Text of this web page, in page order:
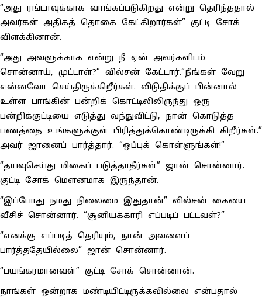
“அது ரங்டாவுக்காக வாங்கப்படுகிறது என்று தெரிந்ததால்
அவர்கள் அதிகத் தொகை கேட்கிறார்கள்” குட்டி சோக்
விளக்கினான்.
“அது அவளுக்காக என்று நீ ஏன் அவர்களிடம்
சொன்னாய், முட்டாள்?” வில்சன் கேட்டார்.“நீங்கள் வேறு
என்னவோ செய்திருக்கிறீர்கள். விடுதிக்குப் பின்னால்
உள்ள பாங்கின் பன்றிக் கொட்டிலிலிருந்து ஒரு
பன்றிக்குட்டியை எடுத்து வந்துவிட்டு, நான் கொடுத்த
பணத்தை உங்களுக்குள் பிரித்துக்கொண்டிருக்கி கிறீர்கள்.”
அவர் ஜானைப் பார்த்தார். “ஒப்புக் கொள்ளுங்கள்!”
“தயவுசெய்து மிகைப் படுத்தாதீர்கள்” ஜான் சொன்னார்.
குட்டி சோக் மௌனமாக இருந்தான்.
“இப்போது நமது நிலைமை இதுதான்” வில்சன் கையை
வீசிச் சொன்னார். “சூனியக்காரி எப்படிப் பட்டவள்?”
“எனக்கு எப்படித் தெரியும், நான் அவளைப்
பார்த்ததேயில்லை” ஜான் சொன்னார்.
“பயங்கரமானவள்” குட்டி சோக் சொன்னான்.
நாங்கள் ஒன்றாக மண்டியிட்டிருக்கவில்லை என்பதால்